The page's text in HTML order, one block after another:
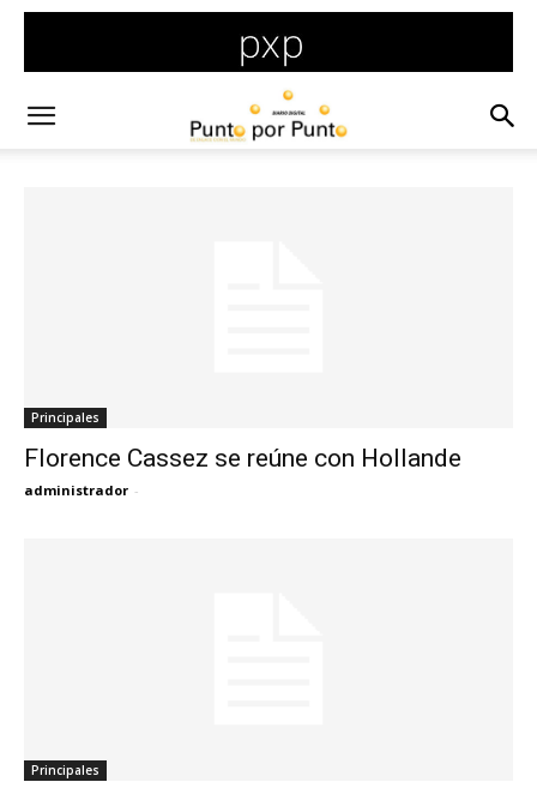
Principales
Florence Cassez se reúne con Hollande
administrador -
Principales